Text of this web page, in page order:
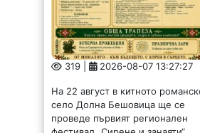
На 22 август в китното романско
село Долна Бешовица ще се
проведе първият регионален
фестивал „Сирене и занаяти“.
Събитието е под патронажа на
кмета Ангел Ангелов и е под
мотото:...